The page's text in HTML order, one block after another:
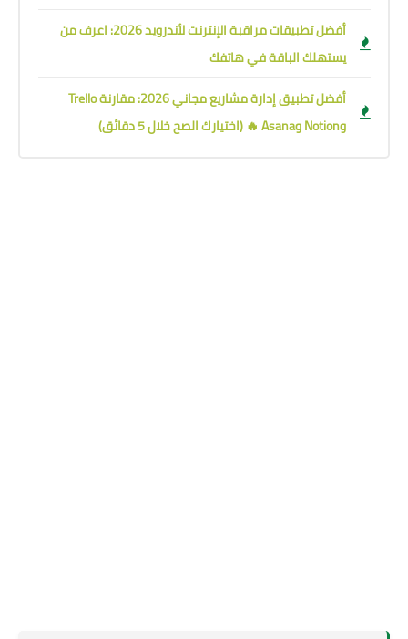
أفضل تطبيقات مراقبة الإنترنت لأندرويد 2026: اعرف من
يستهلك الباقة في هاتفك
أفضل تطبيق إدارة مشاريع مجاني 2026: مقارنة Trello
وNotion وAsana 🔥 (اختيارك الصح خلال 5 دقائق)